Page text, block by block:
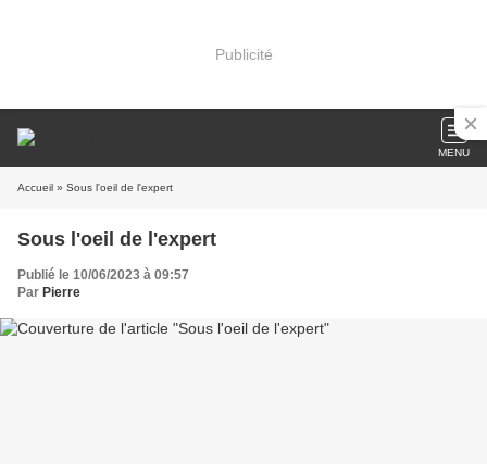
Publicité
MENU
Accueil » Sous l'oeil de l'expert
Sous l'oeil de l'expert
Publié le 10/06/2023 à 09:57
Par Pierre